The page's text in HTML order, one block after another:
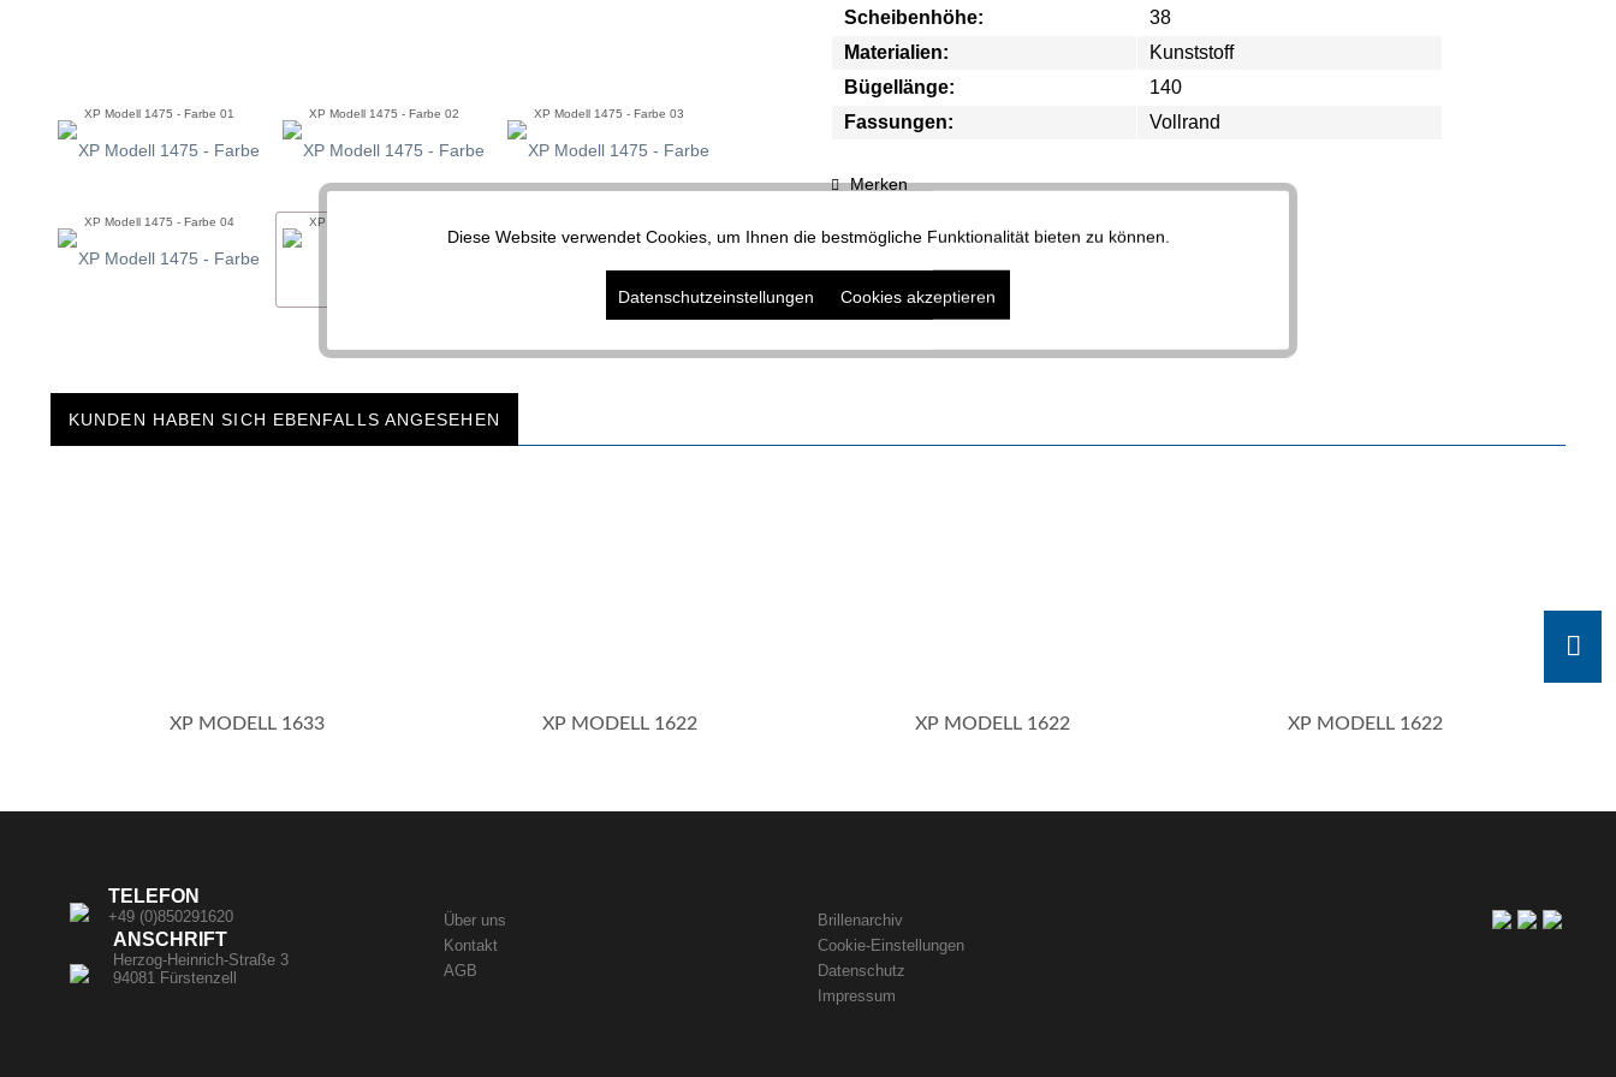
XP Modell 1475 - Farbe 01 XP Modell 1475 - Farbe 02 XP Modell 1475 - Farbe 03
XP Modell 1475 - Farbe 04 XP Modell 1475 - Farbe 05
Scheibenhöhe:
38
Materialien:
Kunststoff
Bügellänge:
140
Fassungen:
Vollrand
Merken
KUNDEN HABEN SICH EBENFALLS ANGESEHEN
XP MODELL 1633 XP MODELL 1622 XP MODELL 1622 XP MODELL 1622
TELEFON
+49 (0)850291620
ANSCHRIFT
Herzog-Heinrich-Straße 3
94081 Fürstenzell
Über uns
Kontakt
AGB
Brillenarchiv
Cookie-Einstellungen
Datenschutz
Impressum
Funktionale Aktiv
Aktiv
Diese Website verwendet Cookies, um Ihnen die bestmögliche Funktionalität bieten zu können.
Datenschutzeinstellungen Cookies akzeptieren